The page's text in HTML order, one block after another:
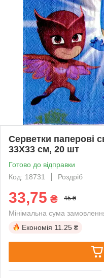
Серветки паперові
33Х33 см, 20 шт
Готово до відправки
Код: 18731
Роздріб
33,75 ₴ 45 ₴
Мінімальна сума
Економія 11.25 ₴